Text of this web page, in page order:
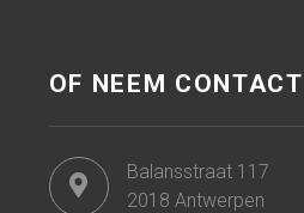
OF NEEM
Balansstraat 117
2018 Antwerpen